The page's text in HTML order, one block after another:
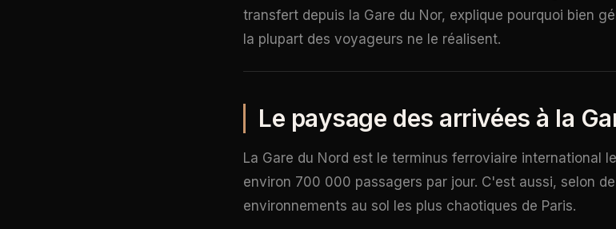
transfert depuis la Gare du Nor, explique pourquoi bien
la plupart des voyageurs ne le réalisent.
Le paysage des arrivées à la
La Gare du Nord est le terminus ferroviaire international
environ 700 000 passagers par jour. C'est aussi, selon
environnements au sol les plus chaotiques de Paris.